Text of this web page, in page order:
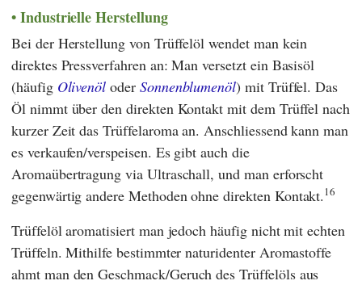
Industrielle Herstellung
Bei der Herstellung von Trüffelöl wendet man kein
direktes Pressverfahren an: Man versetzt ein Basisöl
(häufig Olivenöl oder Sonnenblumenöl) mit Trüffel. Das
Öl nimmt über den direkten Kontakt mit dem Trüffel nach
kurzer Zeit das Trüffelaroma an. Anschliessend kann man
es verkaufen/verspeisen. Es gibt auch die
Aromaübertragung via Ultraschall, und man erforscht
gegenwärtig andere Methoden ohne direkten Kontakt.16
Trüffelöl aromatisiert man jedoch häufig nicht mit echten
Trüffeln. Mithilfe bestimmter naturidenter Aromastoffe
ahmt man den Geschmack/Geruch des Trüffelöls aus